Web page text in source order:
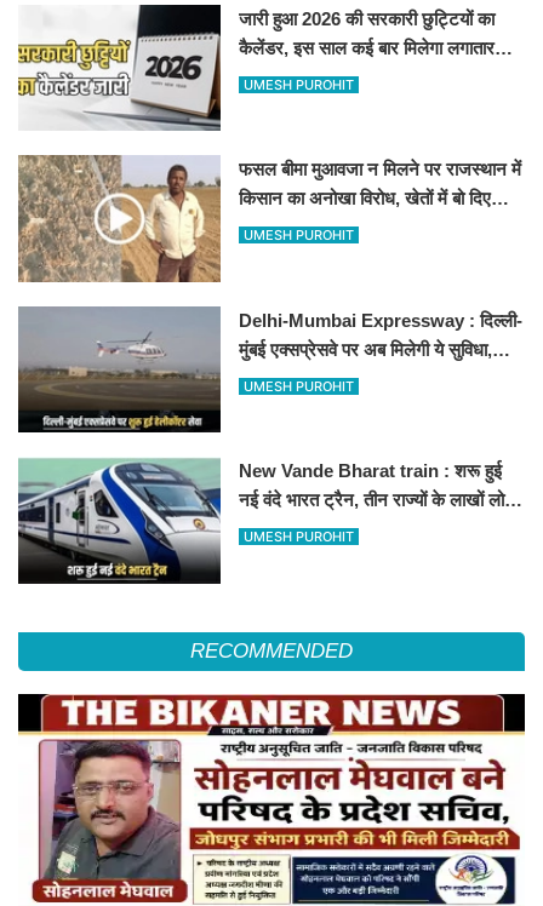
जारी हुआ 2026 की सरकारी छुट्टियों का
कैलेंडर, इस साल कई बार मिलेगा लगातार
अवकाश, देखें
UMESH PUROHIT
फसल बीमा मुआवजा न मिलने पर राजस्थान में
किसान का अनोखा विरोध, खेतों में बो दिए
500-500 रुपए के नोट, वीडियो वायरल
UMESH PUROHIT
Delhi-Mumbai Expressway : दिल्ली-
मुंबई एक्सप्रेसवे पर अब मिलेगी ये सुविधा,
हेलीकॉप्टर सर्विस से तुरंत घायल पहुंचेगा
UMESH PUROHIT
New Vande Bharat train : शरू हुई
नई वंदे भारत ट्रैन, तीन राज्यों के लाखों लोगों
का सफर होगा आसान, देखें पूरा रूटमैप
UMESH PUROHIT
RECOMMENDED